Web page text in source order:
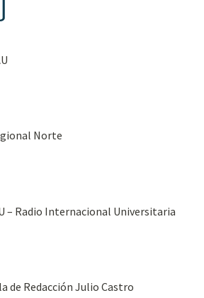
Norte
– Radio Internacional Universitaria
de Redacción Julio Castro